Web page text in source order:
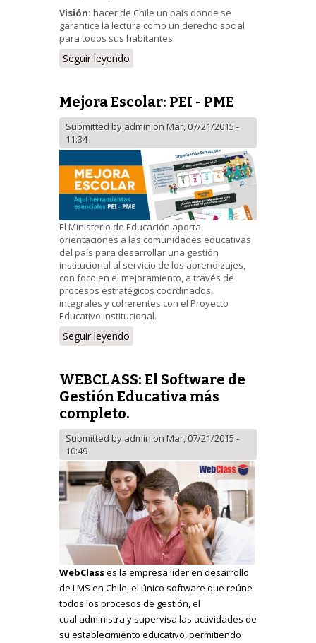
Visión: hacer de Chile un país donde se
garantice la lectura como un derecho social
para todos sus habitantes.
Seguir leyendo
Mejora Escolar: PEI - PME
Submitted by admin on Mar, 07/21/2015 -
11:34
El Ministerio de Educación aporta
orientaciones a las comunidades educativas
del país para desarrollar una gestión
institucional al servicio de los aprendizajes,
con foco en el mejoramiento, a través de
procesos estratégicos coordinados,
integrales y coherentes con el Proyecto
Educativo Institucional.
Seguir leyendo
WEBCLASS: El Software de
Gestión Educativa más
completo.
Submitted by admin on Mar, 07/21/2015 -
10:49
WebClasses la empresa líder en desarrollo
de LMS en Chile, el único software que reúne
todos los procesos de gestión, el
cual administra y supervisa las actividades de
su establecimiento educativo, permitiendo